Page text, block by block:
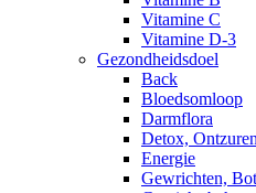
Vitamine C
Vitamine D-3
Gezondheidsdoel
Back
Bloedsomloop
Darmflora
Detox,
Energie
Gewrichten,